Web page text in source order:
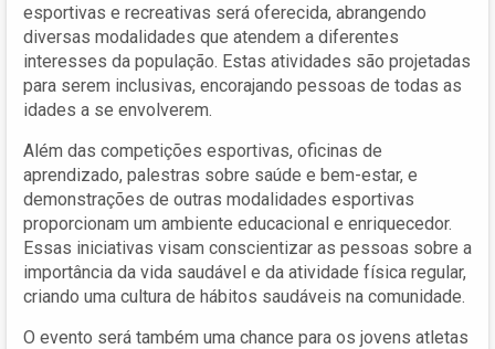
esportivas e recreativas será oferecida, abrangendo
diversas modalidades que atendem a diferentes
interesses da população. Estas atividades são projetadas
para serem inclusivas, encorajando pessoas de todas as
idades a se envolverem.
Além das competições esportivas, oficinas de
aprendizado, palestras sobre saúde e bem-estar, e
demonstrações de outras modalidades esportivas
proporcionam um ambiente educacional e enriquecedor.
Essas iniciativas visam conscientizar as pessoas sobre a
importância da vida saudável e da atividade física regular,
criando uma cultura de hábitos saudáveis na comunidade.
O evento será também uma chance para os jovens atletas